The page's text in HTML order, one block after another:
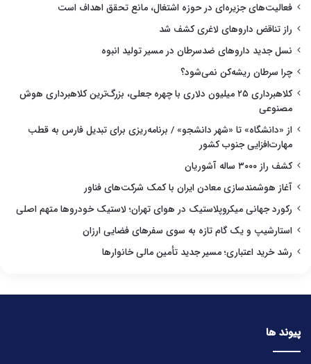
فعالیت‌های جزیره‌ای در حوزه اشتغال، مانع تحقق اهداف است
راز تناقض داروهای لاغری کشف شد
نسل جدید داروهای ضدسرطان در مسیر تولید انبوه
چرا سرطان ریشه‌کن نمی‌شود؟
کلاهبرداری ۲۵ میلیون دلاری با چهره جعلی، بزرگ‌ترین کلاهبرداری هوش
مصنوعی
از «دانشگاه» تا «شهر دانشجو» / برنامه‌ریزی برای تبدیل فارس به قطب
مهارت‌افزایی جنوب کشور
کشف راز ۳۰۰۰ ساله آشوریان
آغاز هوشمندسازی معادن ایران با کمک شرکت‌های فناور
رکورد جهانی میکروپلاستیک در هوای تهران؛ لاستیک خودروها متهم اصلی
استارشیپ و یک گام تازه به سوی سفرهای فضایی ارزان
رشد خرید اعتباری؛ مسیر جدید تأمین مالی خانوارها
پیوند ها